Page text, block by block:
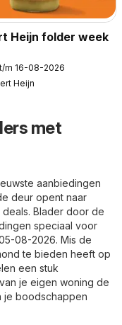
Heijn folder week
m 16-08-2026
Heijn
met
aanbiedingen
deur opent naar
Blader door de
speciaal voor
08-2026. Mis de
te bieden heeft op
een stuk
je eigen woning de
je boodschappen